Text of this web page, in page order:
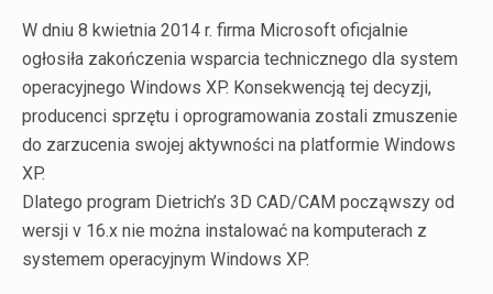
W dniu 8 kwietnia 2014 r. firma Microsoft oficjalnie
ogłosiła zakończenia wsparcia technicznego dla system
operacyjnego Windows XP. Konsekwencją tej decyzji,
producenci sprzętu i oprogramowania zostali zmuszenie
do zarzucenia swojej aktywności na platformie Windows
XP.
Dlatego program Dietrich’s 3D CAD/CAM począwszy od
wersji v 16.x nie można instalować na komputerach z
systemem operacyjnym Windows XP.